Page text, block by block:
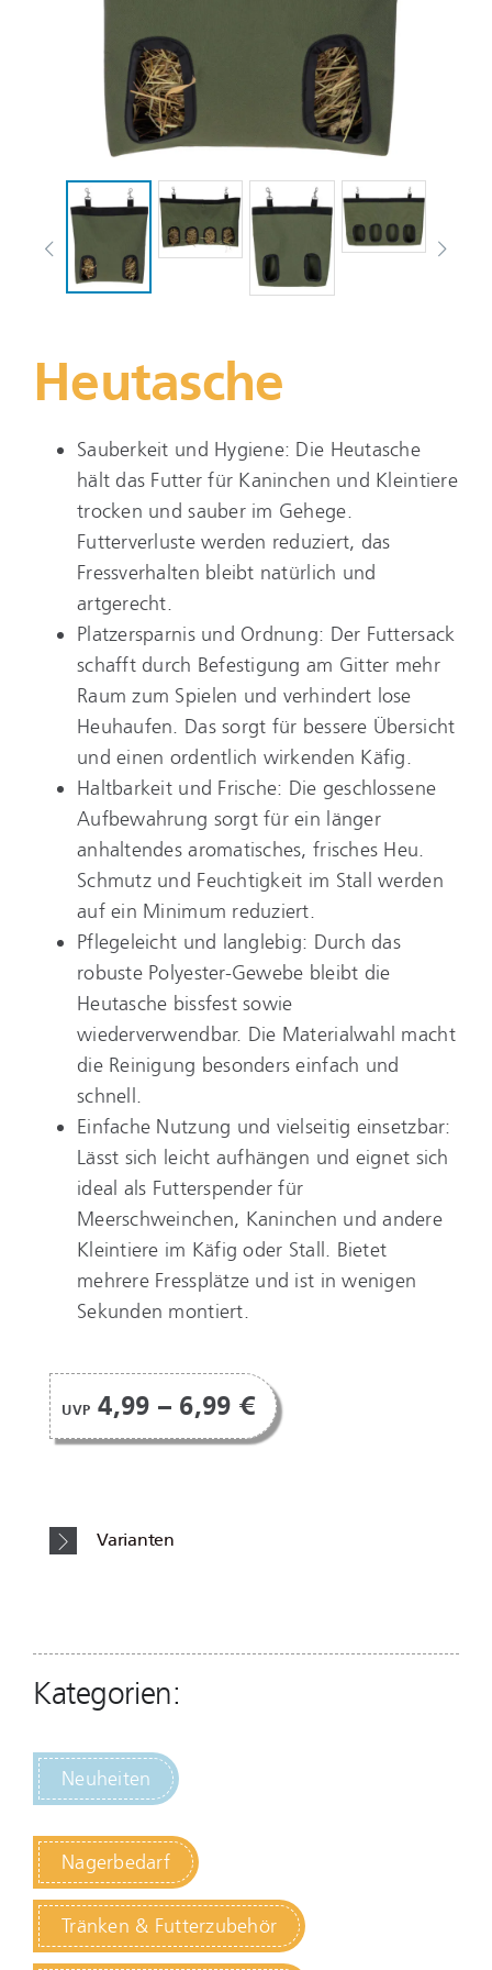
Heutasche
Sauberkeit und Hygiene: Die Heutasche
hält das Futter für Kaninchen und Kleintiere
trocken und sauber im Gehege.
Futterverluste werden reduziert, das
Fressverhalten bleibt natürlich und
artgerecht.
Platzersparnis und Ordnung: Der Futtersack
schafft durch Befestigung am Gitter mehr
Raum zum Spielen und verhindert lose
Heuhaufen. Das sorgt für bessere Übersicht
und einen ordentlich wirkenden Käfig.
Haltbarkeit und Frische: Die geschlossene
Aufbewahrung sorgt für ein länger
anhaltendes aromatisches, frisches Heu.
Schmutz und Feuchtigkeit im Stall werden
auf ein Minimum reduziert.
Pflegeleicht und langlebig: Durch das
robuste Polyester-Gewebe bleibt die
Heutasche bissfest sowie
wiederverwendbar. Die Materialwahl macht
die Reinigung besonders einfach und
schnell.
Einfache Nutzung und vielseitig einsetzbar:
Lässt sich leicht aufhängen und eignet sich
ideal als Futterspender für
Meerschweinchen, Kaninchen und andere
Kleintiere im Käfig oder Stall. Bietet
mehrere Fressplätze und ist in wenigen
Sekunden montiert.
UVP 4,99 – 6,99 €
Varianten
Kategorien:
Neuheiten
Nagerbedarf
Tränken & Futterzubehör